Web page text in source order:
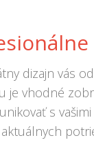
dizajn vás
je vhodné
s